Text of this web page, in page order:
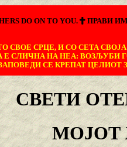
DO ON TO YOU. ПРАВИ
СВОЕ СРЦЕ, И СО СЕТА
Е СЛИЧНА НА НЕА: ВОЗЉУБИ
СЕ КРЕПАТ ЦЕЛИОТ
СВЕТИ
МОЈОТ